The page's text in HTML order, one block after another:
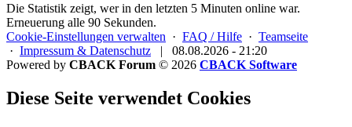
Die Statistik zeigt, wer in den letzten 5 Minuten online war.
Erneuerung alle 90 Sekunden.
Cookie-Einstellungen verwalten · FAQ / Hilfe · Teamseite
· Impressum & Datenschutz |
08.08.2026 - 21:20
Powered by CBACK Forum © 2026 CBACK Software
Diese Seite verwendet Cookies